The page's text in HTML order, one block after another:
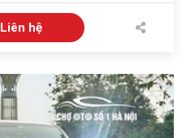
Liên hệ